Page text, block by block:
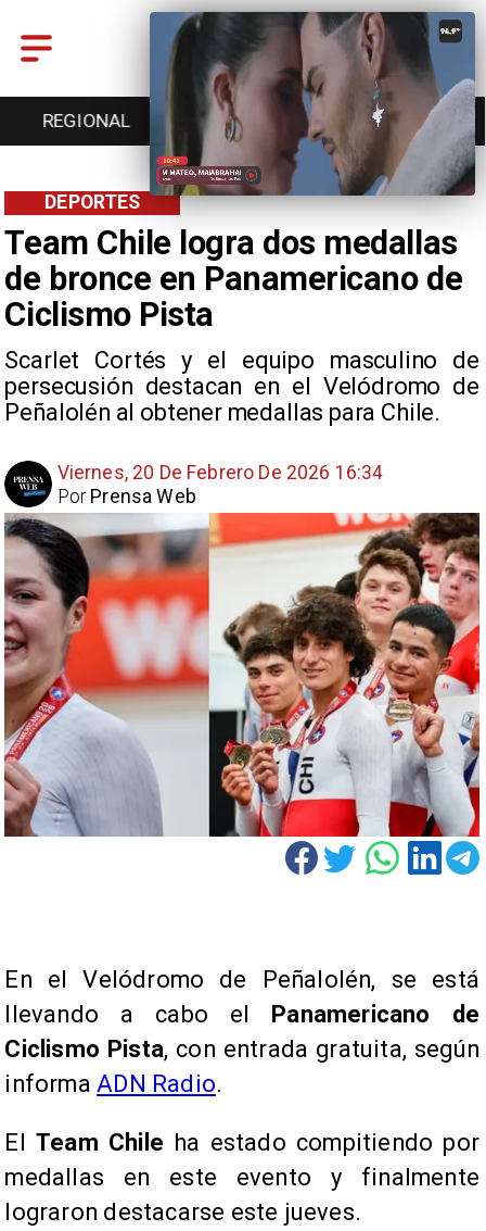
REGIONAL ENTRETENCIÓN DEPORTES
Team Chile logra dos medallas
de bronce en Panamericano de
Ciclismo Pista
Scarlet Cortés y el equipo masculino de
persecusión destacan en el Velódromo de
Peñalolén al obtener medallas para Chile.
DEPORTES
Viernes, 20 De Febrero De 2026 16:34
Prensa Web
Por
En el Velódromo de Peñalolén, se está
llevando a cabo el
Panamericano de
Ciclismo Pista, con entrada gratuita, según
informaADN Radio.
El Team Chile ha estado compitiendo por
medallas en este evento y finalmente
lograron destacarse este jueves.